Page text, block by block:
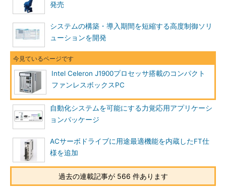
発売
システムの構築・導入期間を短縮する高度制御ソリ
ューションを開発
Intel Celeron J1900プロセッサ搭載のコンパクト
ファンレスボックスPC
自動化システムを可能にする力覚応用アプリケーシ
ョンパッケージ
ACサーボドライブに用途最適機能を内蔵したFT仕
様を追加
過去の連載記事が 566 件あります